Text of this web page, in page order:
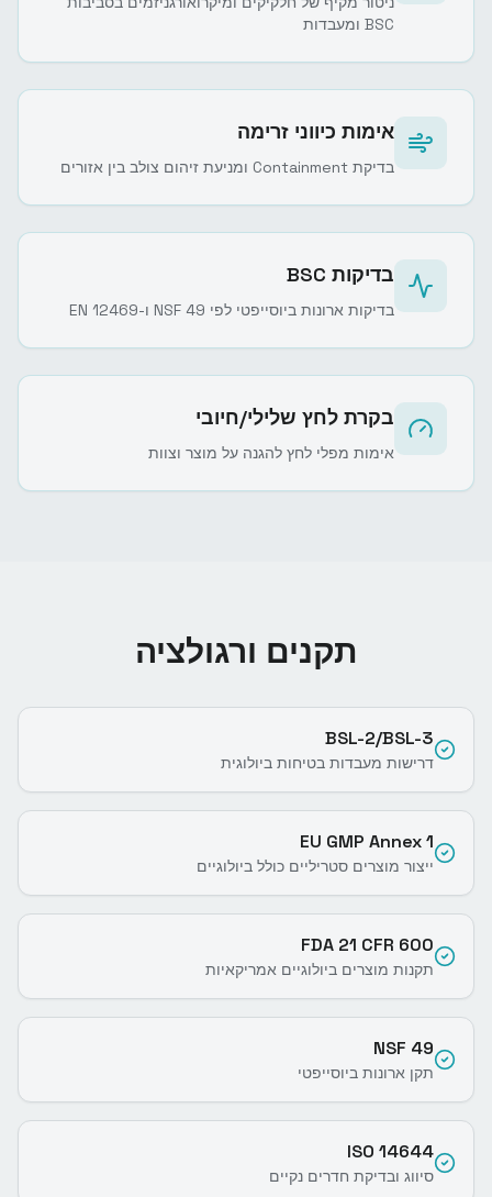
BSC ומעבדות
אימות כיווני זרימה
בדיקת Containment ומניעת זיהום צולב בין אזורים
בדיקות BSC
בדיקות ארונות ביוסייפטי לפי NSF 49 ו-EN 12469
בקרת לחץ שלילי/חיובי
אימות מפלי לחץ להגנה על מוצר וצוות
תקנים ורגולציה
BSL-2/BSL-3
דרישות מעבדות בטיחות ביולוגית
EU GMP Annex 1
ייצור מוצרים סטריליים כולל ביולוגיים
FDA 21 CFR 600
תקנות מוצרים ביולוגיים אמריקאיות
NSF 49
תקן ארונות ביוסייפטי
ISO 14644
סיווג ובדיקת חדרים נקיים